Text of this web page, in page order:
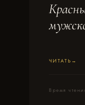
ЧИТАТЬ
Время